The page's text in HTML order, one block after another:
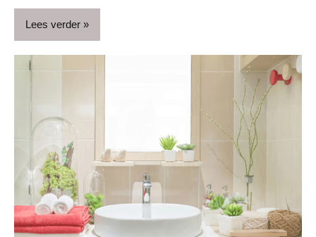
Lees verder
Blog
Huis &
Huis &
interieur
Kinderen
Opvoeding